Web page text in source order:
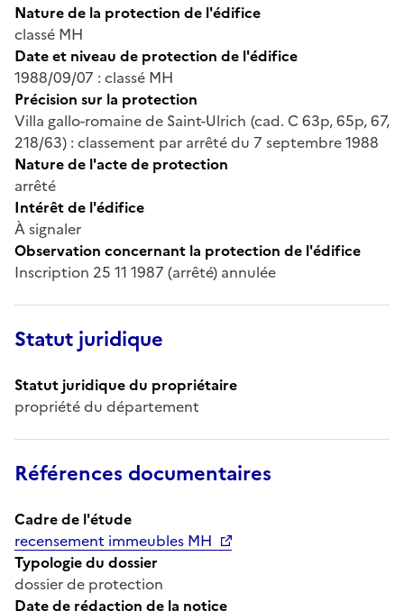
Nature de la protection de l'édifice
classé MH
Date et niveau de protection de l'édifice
1988/09/07 : classé MH
Précision sur la protection
Villa gallo-romaine de Saint-Ulrich (cad. C 63p, 65p, 67,
218/63) : classement par arrêté du 7 septembre 1988
Nature de l'acte de protection
arrêté
Intérêt de l'édifice
À signaler
Observation concernant la protection de l'édifice
Inscription 25 11 1987 (arrêté) annulée
Statut juridique
Statut juridique du propriétaire
propriété du département
Références documentaires
Cadre de l'étude
recensement immeubles MH
Typologie du dossier
dossier de protection
Date de rédaction de la notice